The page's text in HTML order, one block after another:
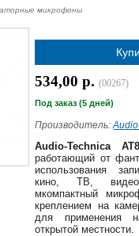
микрофоны
534,00 р.(00267)
Под заказ (5 дней)
Производитель:
Audio-Technica
работающий от
использования
кино, ТВ,
мкомпактный
креплением на
для применения
открытой местности.